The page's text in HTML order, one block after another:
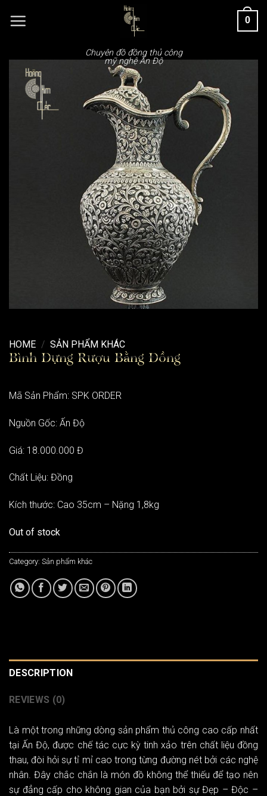
đến
Chuyên đồ đồng thủ công
mỹ nghệ Ấn Độ
0
HOME / SẢN PHẨM KHÁC
Bình Đựng Rượu Bằng Đồng
Mã Sản Phẩm: SPK ORDER
Nguồn Gốc: Ấn Độ
Giá: 18.000.000 Đ
Chất Liệu: Đồng
Kích thước: Cao 35cm – Nặng 1,8kg
Out of stock
Category: Sản phẩm khác
DESCRIPTION
REVIEWS (0)
Là một trong những dòng sản phẩm thủ công cao cấp nhất
tại Ấn Độ, được chế tác cực kỳ tinh xảo trên chất liệu đồng
thau, đòi hỏi sự tỉ mỉ cao trong từng đường nét bởi các nghệ
nhân. Đây chắc chắn là món đồ không thể thiếu để tạo nên
sự đẳng cấp cho không gian của bạn bởi sự Đẹp – Độc –